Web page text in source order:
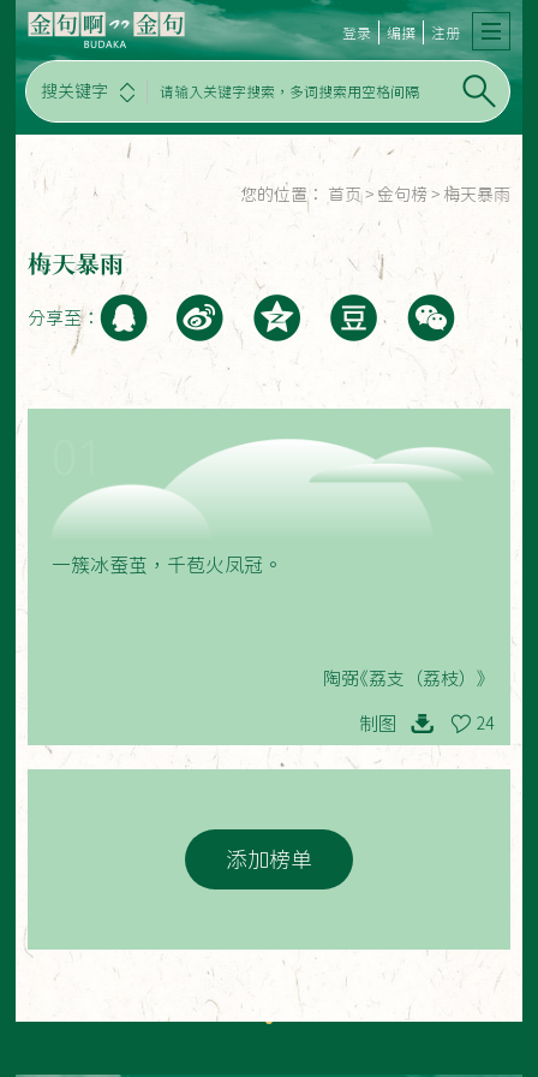
搜关键字
登录 编撰 注册
您的位置： 首页 > 金句榜 > 梅天暴雨
梅天暴雨
分享至：
一簇冰蚕茧，千苞火凤冠。
陶弼《荔支（荔枝）》
制图 24
添加榜单